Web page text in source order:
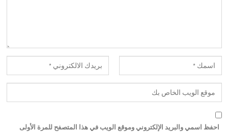
احفظ اسمي والبريد الإلكتروني وموقع الويب في هذا المتصفح للمرة الأولى